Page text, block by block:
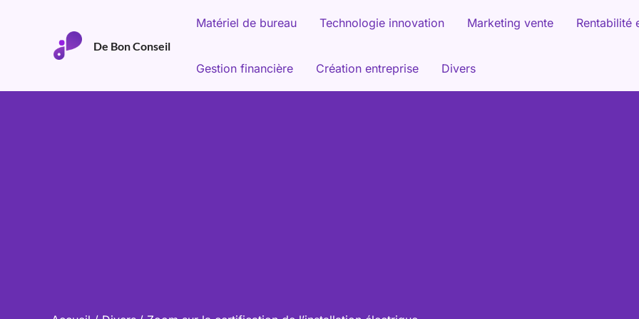
De Bon Conseil
Matériel de bureau Technologie innovation Marketing vente Rentabilité
Gestion financière Création entreprise Divers